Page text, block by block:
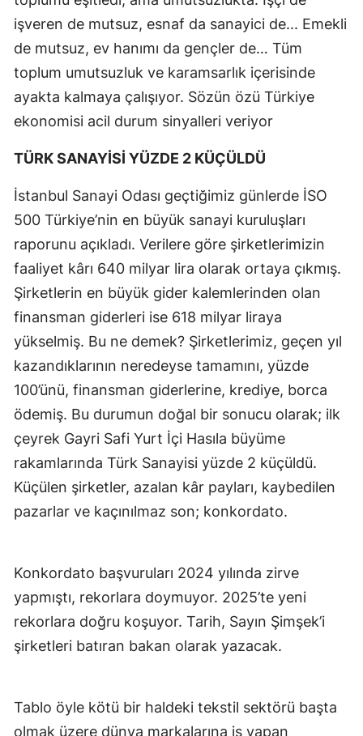
işveren de mutsuz, esnaf da sanayici de... Emekli
de mutsuz, ev hanımı da gençler de… Tüm
toplum umutsuzluk ve karamsarlık içerisinde
ayakta kalmaya çalışıyor. Sözün özü Türkiye
ekonomisi acil durum sinyalleri veriyor
TÜRK SANAYİSİ YÜZDE 2 KÜÇÜLDÜ
İstanbul Sanayi Odası geçtiğimiz günlerde İSO
500 Türkiye’nin en büyük sanayi kuruluşları
raporunu açıkladı. Verilere göre şirketlerimizin
faaliyet kârı 640 milyar lira olarak ortaya çıkmış.
Şirketlerin en büyük gider kalemlerinden olan
finansman giderleri ise 618 milyar liraya
yükselmiş. Bu ne demek? Şirketlerimiz, geçen yıl
kazandıklarının neredeyse tamamını, yüzde
100’ünü, finansman giderlerine, krediye, borca
ödemiş. Bu durumun doğal bir sonucu olarak; ilk
çeyrek Gayri Safi Yurt İçi Hasıla büyüme
rakamlarında Türk Sanayisi yüzde 2 küçüldü.
Küçülen şirketler, azalan kâr payları, kaybedilen
pazarlar ve kaçınılmaz son; konkordato.
Konkordato başvuruları 2024 yılında zirve
yapmıştı, rekorlara doymuyor. 2025’te yeni
rekorlara doğru koşuyor. Tarih, Sayın Şimşek’i
şirketleri batıran bakan olarak yazacak.
Tablo öyle kötü bir haldeki tekstil sektörü başta
olmak üzere dünya markalarına iş yapan